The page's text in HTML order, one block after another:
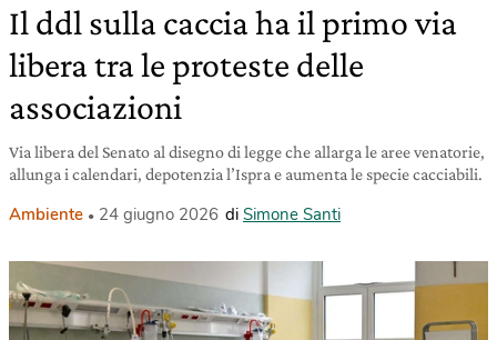
Il ddl sulla caccia ha il primo via
libera tra le proteste delle
associazioni
Via libera del Senato al disegno di legge che allarga le aree venatorie,
allunga i calendari, depotenzia l’Ispra e aumenta le specie cacciabili.
Ambiente 24 giugno 2026 di Simone Santi